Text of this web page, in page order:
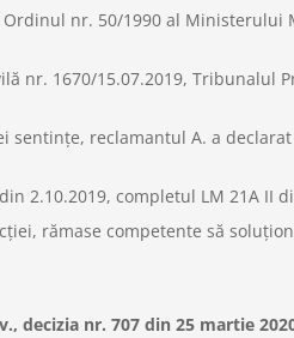
nr. 50/1990 al Ministerului
nr. 1670/15.07.2019, Tribunalul
sentinţe, reclamantul A. a
2.10.2019, completul LM 21A II
rămase competente să
decizia nr. 707 din 25 martie